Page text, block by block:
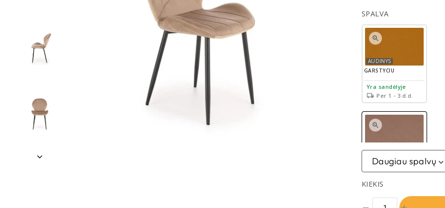
SPALVA
AUDINYS
GARSTYCIU
Yra sandėlyje
Per 1 - 3 d.d.
RUDA
Tiekėjų sandėlyje
Per 9 - 18 d.d.
Daugiau spalvų
KIEKIS